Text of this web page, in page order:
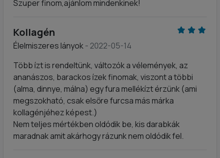
Szuper finom,ajánlom mindenkinek!
Kollagén
Élelmiszeres lányok- 2022-05-14
Több ízt is rendeltünk, változók a vélemények, az
ananászos, barackos ízek finomak, viszont a többi
(alma, dinnye, málna) egy fura mellékízt érzünk (ami
megszokható, csak elsőre furcsa más márka
kollagénjéhez képest.)
Nem teljes mértékben oldódik be, kis darabkák
maradnak amit akárhogy rázunk nem oldódik fel.